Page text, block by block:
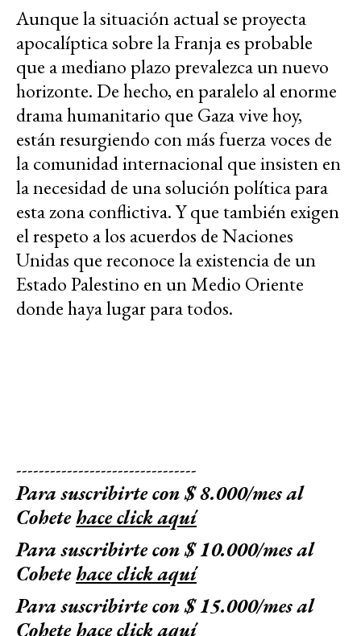
Aunque la situación actual se proyecta
apocalíptica sobre la Franja es probable
que a mediano plazo prevalezca un nuevo
horizonte. De hecho, en paralelo al enorme
drama humanitario que Gaza vive hoy,
están resurgiendo con más fuerza voces de
la comunidad internacional que insisten en
la necesidad de una solución política para
esta zona conflictiva. Y que también exigen
el respeto a los acuerdos de Naciones
Unidas que reconoce la existencia de un
Estado Palestino en un Medio Oriente
donde haya lugar para todos.
--------------------------------
Para suscribirte con $ 8.000/mes al
Cohetehace click aquí
Para suscribirte con $ 10.000/mes al
Cohetehace click aquí
Para suscribirte con $ 15.000/mes al
Cohetehace click aquí